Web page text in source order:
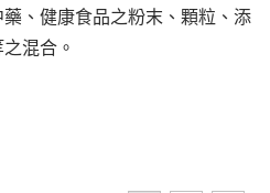
、健康食品之粉末、顆粒、添
混合。